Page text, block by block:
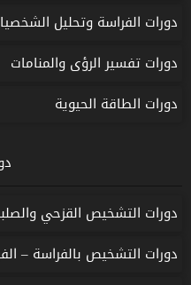
دورات الفراسة وتحليل
دورات تفسير الرؤى والمنامات
دورات الطاقة الحيوية
دورات التشخيص القزحي
دورات التشخيص بالفراسة –